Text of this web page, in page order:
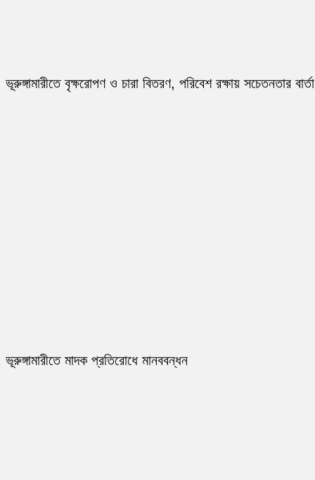
ভূরুঙ্গামারীতে বৃক্ষরোপণ ও চারা বিতরণ, পরিবেশ রক্ষায় সচেতনতার বার্তা
ভূরুঙ্গামারীতে মাদক প্রতিরোধে মানববন্ধন